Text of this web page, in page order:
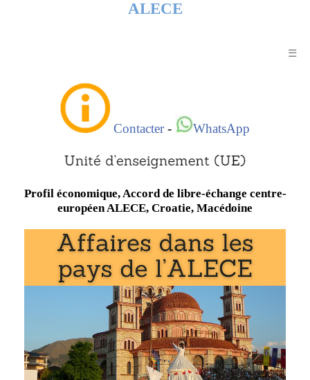
ALECE
☰
Contacter- WhatsApp
Profil économique, Accord de libre-échange centre-
européen ALECE, Croatie, Macédoine